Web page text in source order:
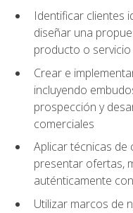
Identificar clientes
diseñar una
producto o servicio
Crear e
incluyendo
prospección y
comerciales
Aplicar técnicas
presentar ofertas,
auténticamente
Utilizar marcos de